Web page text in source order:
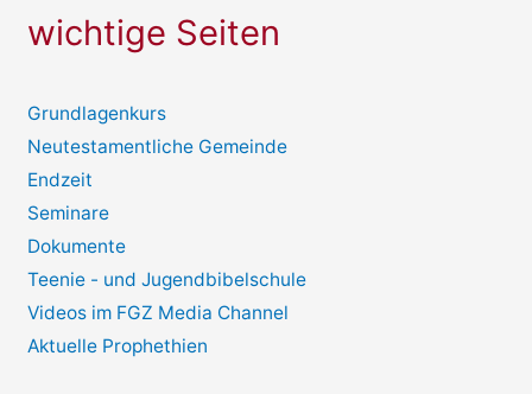
wichtige Seiten
Grundlagenkurs
Neutestamentliche Gemeinde
Endzeit
Seminare
Dokumente
Teenie - und Jugendbibelschule
Videos im FGZ Media Channel
Aktuelle Prophethien